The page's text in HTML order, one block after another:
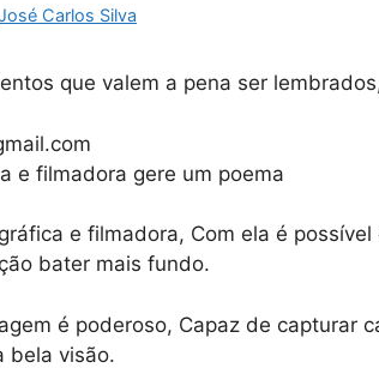
Carlos Silva
que valem a pena ser
e filmadora gere um poema
e filmadora, Com ela é
bater mais fundo.
é poderoso, Capaz de capturar
bela visão.